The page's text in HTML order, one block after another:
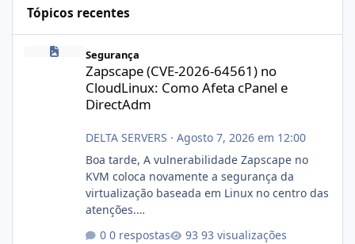
Tópicos recentes
Zapscape (CVE-2026-64561) no CloudLinux: Como Afeta cPanel
Segurança
Zapscape (CVE-2026-64561) no
CloudLinux: Como Afeta cPanel e
DirectAdm
DELTA SERVERS · Agosto 7, 2026 em 12:00
Boa tarde, A vulnerabilidade Zapscape no
KVM coloca novamente a segurança da
virtualização baseada em Linux no centro das
atenções.
0 respostas 93 visualizações